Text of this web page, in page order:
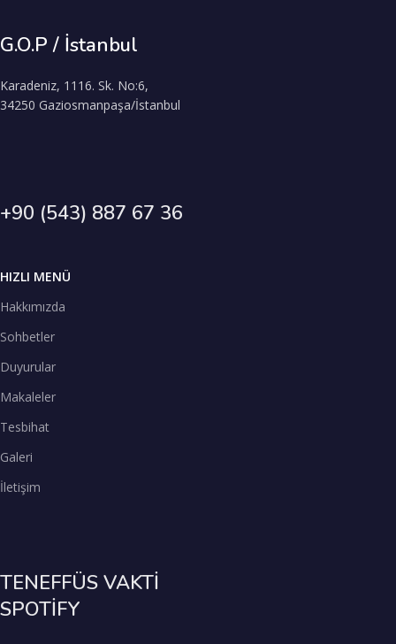
G.O.P / İstanbul
Karadeniz, 1116. Sk. No:6,
34250 Gaziosmanpaşa/İstanbul
+90 (543) 887 67 36
HIZLI MENÜ
Hakkımızda
Sohbetler
Duyurular
Makaleler
Tesbihat
Galeri
İletişim
TENEFFÜS VAKTİ
SPOTİFY